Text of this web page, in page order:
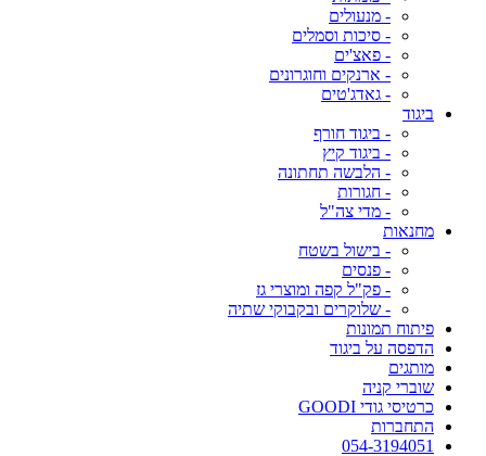
- מנעולים
- סיכות וסמלים
- פאצ'ים
- ארנקים וחוגרונים
- גאדג'טים
ביגוד
- ביגוד חורף
- ביגוד קיץ
- הלבשה תחתונה
- חגורות
- מדי צה"ל
מחנאות
- בישול בשטח
- פנסים
- פק"ל קפה ומוצרי גז
- שלוקרים ובקבוקי שתיה
פיתוח תמונות
הדפסה על ביגוד
מותגים
שוברי קניה
כרטיסי גודי GOODI
התחברות
054-3194051